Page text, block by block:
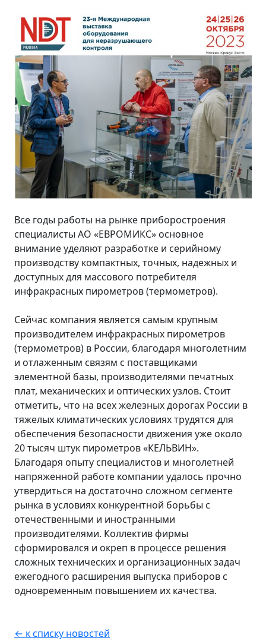
Все годы работы на рынке приборостроения
специалисты АО «ЕВРОМИКС» основное
внимание уделяют разработке и серийному
производству компактных, точных, надежных и
доступных для массового потребителя
инфракрасных пирометров (термометров).
Сейчас компания является самым крупным
производителем инфракрасных пирометров
(термометров) в России, благодаря многолетним
и отлаженным связям с поставщиками
элементной базы, производителями печатных
плат, механических и оптических узлов. Стоит
отметить, что на всех железных дорогах России в
тяжелых климатических условиях трудятся для
обеспечения безопасности движения уже около
20 тысяч штук пирометров «КЕЛЬВИН».
Благодаря опыту специалистов и многолетней
напряженной работе компании удалось прочно
утвердиться на достаточно сложном сегменте
рынка в условиях конкурентной борьбы с
отечественными и иностранными
производителями. Коллектив фирмы
сформировался и окреп в процессе решения
сложных технических и организационных задач
ежегодного расширения выпуска приборов с
одновременным повышением их качества.
← к списку новостей